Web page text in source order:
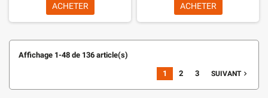
ACHETER ACHETER
Affichage 1-48 de 136 article(s)
1 2 3 SUIVANTnavigate_next